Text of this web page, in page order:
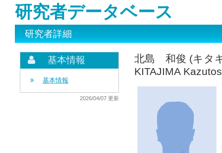
研究者データベース
研究者詳細
基本情報
基本情報
2026/04/07 更新
北島 和俊 (キタ
KITAJIMA